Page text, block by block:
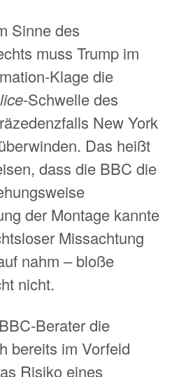
Sinne des
muss Trump im
die
-Schwelle des
New York
Das heißt
dass die BBC die
der Montage kannte
Missachtung
nahm – bloße
nicht.
die
bereits im Vorfeld
Risiko eines